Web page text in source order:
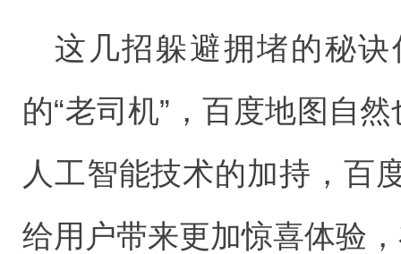
这几招躲避拥堵的秘
的“老司机”，百度地图自
人工智能技术的加持，百
给用户带来更加惊喜体验